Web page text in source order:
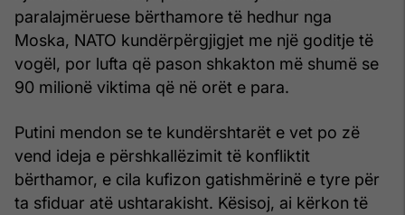
paralajmëruese bërthamore të hedhur nga
Moska, NATO kundërpërgjigjet me një goditje të
vogël, por lufta që pason shkakton më shumë se
90 milionë viktima që në orët e para.
Putini mendon se te kundërshtarët e vet po zë
vend ideja e përshkallëzimit të konfliktit
bërthamor, e cila kufizon gatishmërinë e tyre për
ta sfiduar atë ushtarakisht. Kësisoj, ai kërkon të